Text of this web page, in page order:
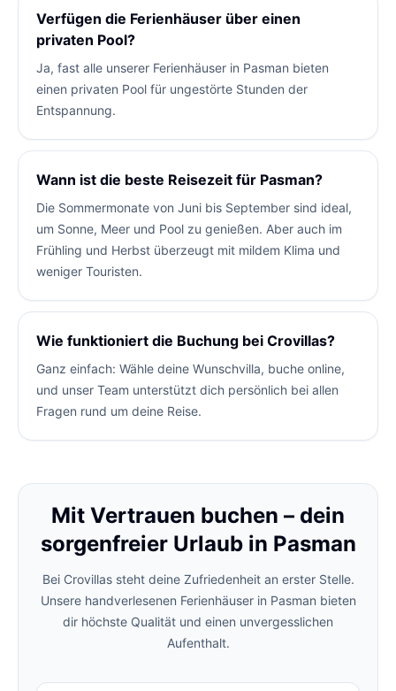
Verfügen die Ferienhäuser über einen
privaten Pool?
Ja, fast alle unserer Ferienhäuser in Pasman bieten
einen privaten Pool für ungestörte Stunden der
Entspannung.
Wann ist die beste Reisezeit für Pasman?
Die Sommermonate von Juni bis September sind ideal,
um Sonne, Meer und Pool zu genießen. Aber auch im
Frühling und Herbst überzeugt mit mildem Klima und
weniger Touristen.
Wie funktioniert die Buchung bei Crovillas?
Ganz einfach: Wähle deine Wunschvilla, buche online,
und unser Team unterstützt dich persönlich bei allen
Fragen rund um deine Reise.
Mit Vertrauen buchen – dein
sorgenfreier Urlaub in Pasman
Bei Crovillas steht deine Zufriedenheit an erster Stelle.
Unsere handverlesenen Ferienhäuser in Pasman bieten
dir höchste Qualität und einen unvergesslichen
Aufenthalt.